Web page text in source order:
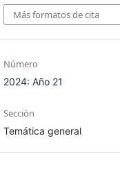
Más formatos de cita
Número
2024: Año 21
Sección
Temática general